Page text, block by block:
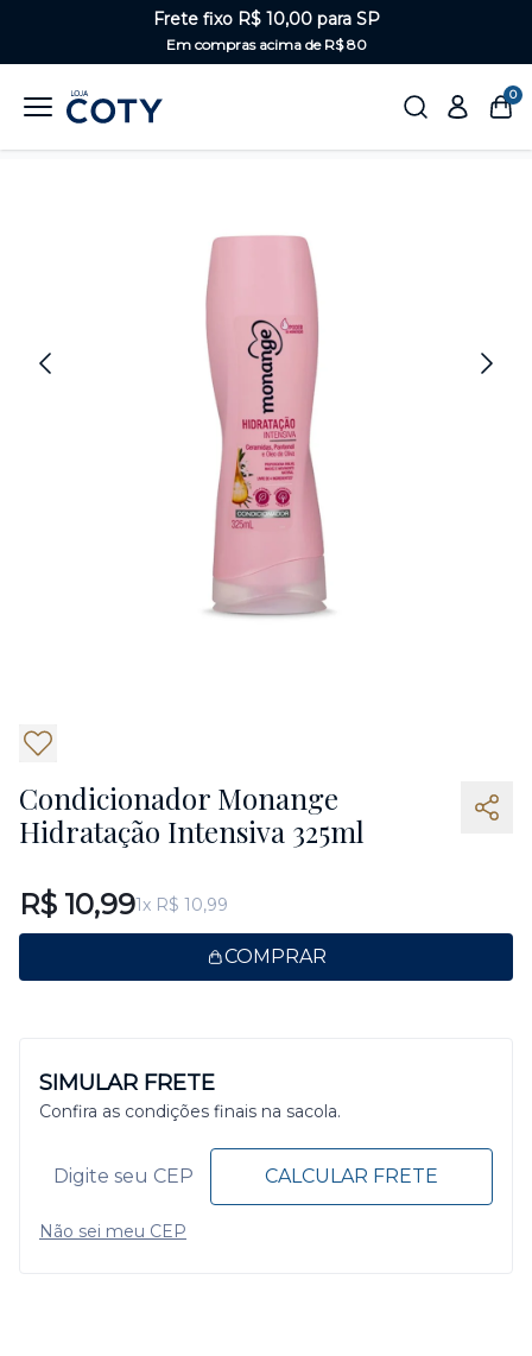
Frete fixo R$ 10,00 para SP
Em compras acima de R$ 80
0
Condicionador Monange
Hidratação Intensiva 325ml
R$ 10,991x R$ 10,99
COMPRAR
SIMULAR FRETE
Confira as condições finais na sacola.
CALCULAR FRETE
Não sei meu CEP